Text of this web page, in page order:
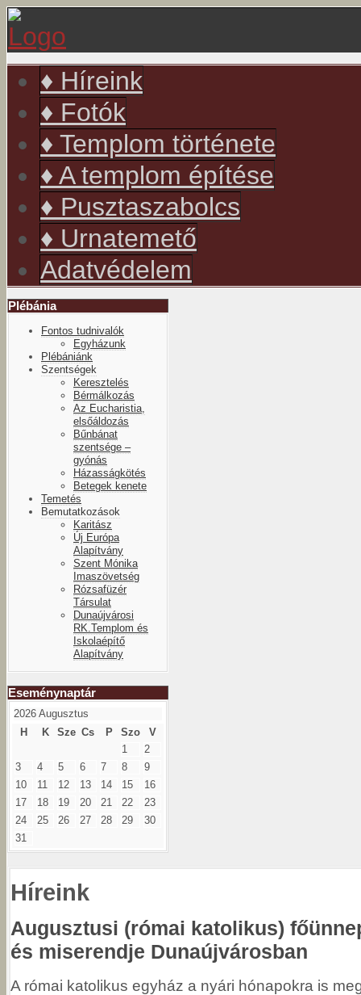
♦ Híreink
♦ Fotók
♦ Templom története
♦ A templom építése
♦ Pusztaszabolcs
♦ Urnatemető
Adatvédelem
Plébánia
Fontos tudnivalók
Egyházunk
Plébániánk
Szentségek
Keresztelés
Bérmálkozás
Az Eucharistia,
elsőáldozás
Bűnbánat
szentsége –
gyónás
Házasságkötés
Betegek kenete
Temetés
Bemutatkozások
Karitász
Új Európa
Alapítvány
Szent Mónika
Imaszövetség
Rózsafüzér
Társulat
Dunaújvárosi
RK.Templom és
Iskolaépítő
Alapítvány
Eseménynaptár
év
hónap
év
hónap
2026 Augusztus
H
K Sze Cs P Szo
V
1
2
3
4 5 6 7 8
9
10
11 12 13 14 15
16
17
18 19 20 21 22
23
24
25 26 27 28 29
30
31
Híreink
Augusztusi (római katolikus)
és miserendje Dunaújvárosban
A római katolikus egyház a nyári hónapokra is